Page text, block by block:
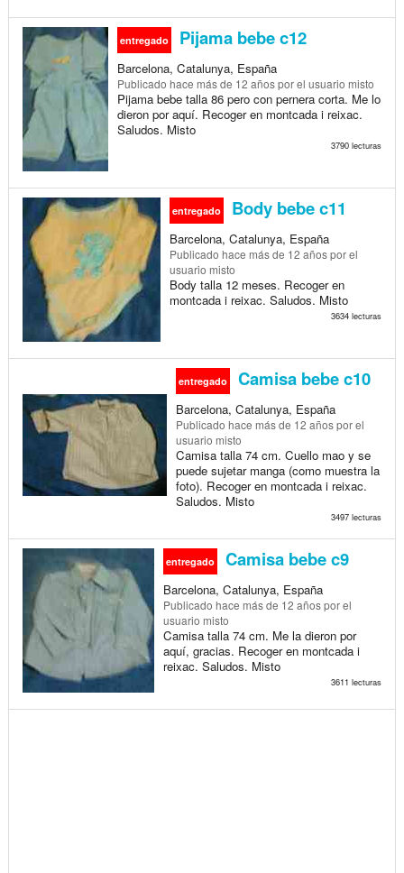
entregado Pijama bebe c12
Barcelona, Catalunya, España
Publicado hace más de 12 añospor el usuario misto
Pijama bebe talla 86 pero con pernera corta. Me lo
dieron por aquí. Recoger en montcada i reixac.
Saludos. Misto
3790 lecturas
entregado Body bebe c11
Barcelona, Catalunya, España
Publicado hace más de 12 añospor el
usuario misto
Body talla 12 meses. Recoger en
montcada i reixac. Saludos. Misto
3634 lecturas
entregado Camisa bebe c10
Barcelona, Catalunya, España
Publicado hace más de 12 añospor el
usuario misto
Camisa talla 74 cm. Cuello mao y se
puede sujetar manga (como muestra la
foto). Recoger en montcada i reixac.
Saludos. Misto
3497 lecturas
entregado Camisa bebe c9
Barcelona, Catalunya, España
Publicado hace más de 12 añospor el
usuario misto
Camisa talla 74 cm. Me la dieron por
aquí, gracias. Recoger en montcada i
reixac. Saludos. Misto
3611 lecturas